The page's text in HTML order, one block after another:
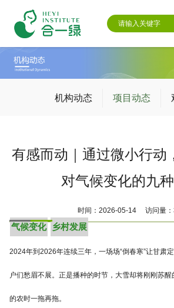
机构动态 项目动态
有感而动｜通过微小行动
对气候变化的九
气候变化 乡村发展
时间：2026-05-14 访问量
2024年到2026年连续三年，一场场“倒春寒”让甘肃
户们愁眉不展。正是播种的时节，大雪却将刚刚苏
的农时一拖再拖。